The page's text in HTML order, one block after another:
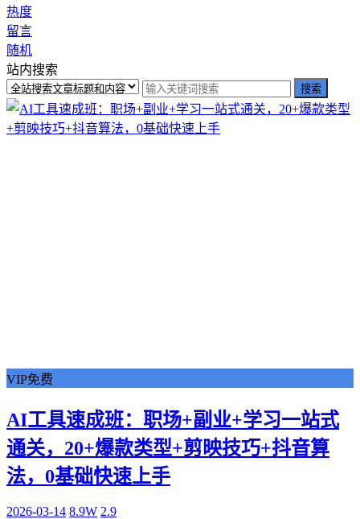
热度
留言
随机
站内搜索
VIP免费
AI工具速成班：职场+副业+学习一站式
通关，20+爆款类型+剪映技巧+抖音算
法，0基础快速上手
2026-03-14 8.9W 2.9